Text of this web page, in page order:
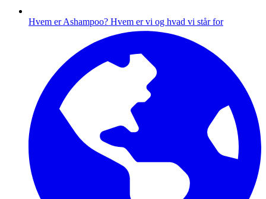
Hvem er Ashampoo? Hvem er vi og hvad vi står for